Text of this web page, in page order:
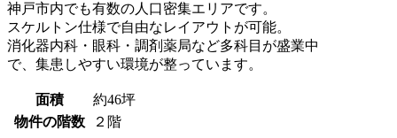
神戸市内でも有数の人口密集エリアです。
スケルトン仕様で自由なレイアウトが可能。
消化器内科・眼科・調剤薬局など多科目が盛業中
で、集患しやすい環境が整っています。
面積
約46坪
物件の階数
２階